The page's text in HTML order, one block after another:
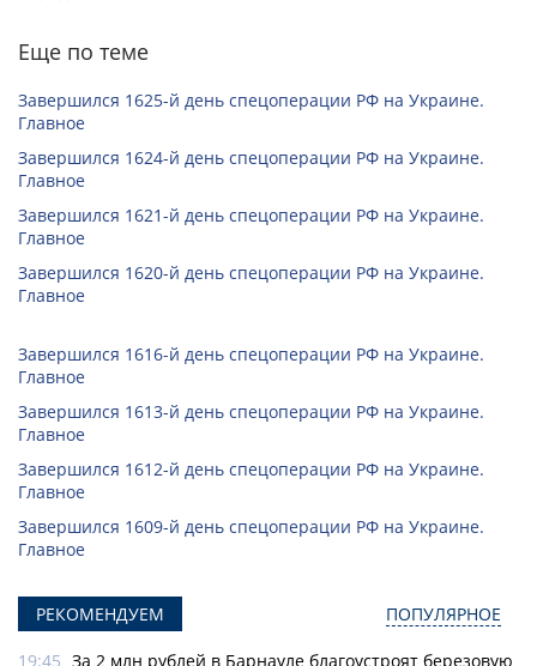
Еще по теме
Завершился 1625-й день спецоперации РФ на Украине.
Главное
Завершился 1624-й день спецоперации РФ на Украине.
Главное
Завершился 1621-й день спецоперации РФ на Украине.
Главное
Завершился 1620-й день спецоперации РФ на Украине.
Главное
Завершился 1616-й день спецоперации РФ на Украине.
Главное
Завершился 1613-й день спецоперации РФ на Украине.
Главное
Завершился 1612-й день спецоперации РФ на Украине.
Главное
Завершился 1609-й день спецоперации РФ на Украине.
Главное
РЕКОМЕНДУЕМ ПОПУЛЯРНОЕ
19:45 За 2 млн рублей в Барнауле благоустроят березовую